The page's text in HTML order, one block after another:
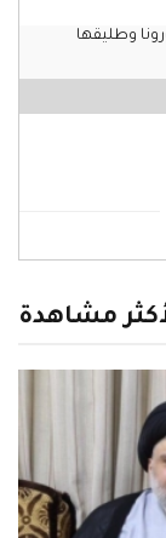
وطليقها
مشاهدة